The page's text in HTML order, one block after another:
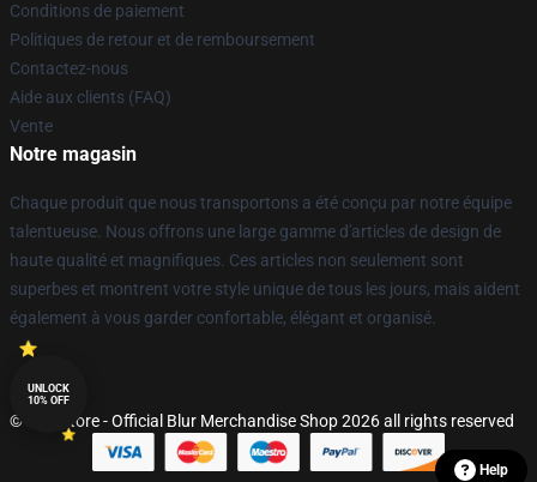
Conditions de paiement
Politiques de retour et de remboursement
Contactez-nous
Aide aux clients (FAQ)
Vente
Notre magasin
Chaque produit que nous transportons a été conçu par notre équipe
talentueuse. Nous offrons une large gamme d'articles de design de
haute qualité et magnifiques. Ces articles non seulement sont
superbes et montrent votre style unique de tous les jours, mais aident
également à vous garder confortable, élégant et organisé.
© Blur Store - Official Blur Merchandise Shop 2026 all rights reserved
UNLOCK
10% OFF
Help